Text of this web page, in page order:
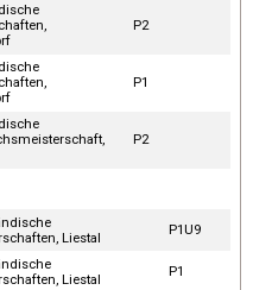
P2
P1
P2
Liestal
P1U9
Liestal
P1